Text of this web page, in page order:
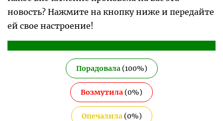
новость? Нажмите на кнопку ниже и передайте
ей свое настроение!
Порадовала (100%)
Возмутила (0%)
Опечалила (0%)